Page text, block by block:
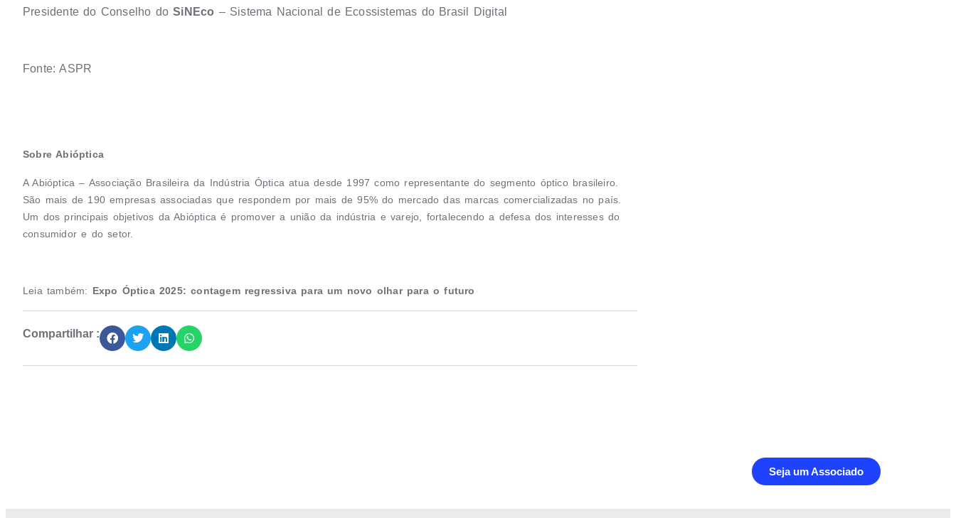
Presidente do Conselho doSiNEco – Sistema Nacional de Ecossistemas do Brasil Digital
Fonte: ASPR
Sobre Abióptica
A Abióptica – Associação Brasileira da Indústria Óptica atua desde 1997 como representante do segmento óptico brasileiro.
São mais de 190 empresas associadas que respondem por mais de 95% do mercado das marcas comercializadas no país.
Um dos principais objetivos da Abióptica é promover a união da indústria e varejo, fortalecendo a defesa dos interesses do
consumidor e do setor.
Leia também: Expo Óptica 2025: contagem regressiva para um novo olhar para o futuro
Compartilhar :
Seja um Associado